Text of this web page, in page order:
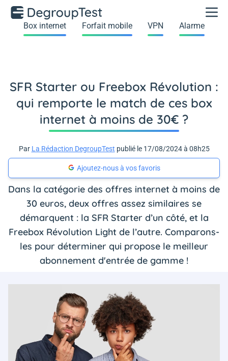
Box internet Forfait mobile VPN Alarme
SFR Starter ou Freebox Révolution :
qui remporte le match de ces box
internet à moins de 30€ ?
Par La Rédaction DegroupTest publié le 17/08/2024 à 08h25
Ajoutez-nous à vos favoris
Dans la catégorie des offres internet à moins de
30 euros, deux offres assez similaires se
démarquent : la SFR Starter d’un côté, et la
Freebox Révolution Light de l’autre. Comparons-
les pour déterminer qui propose le meilleur
abonnement d'entrée de gamme !